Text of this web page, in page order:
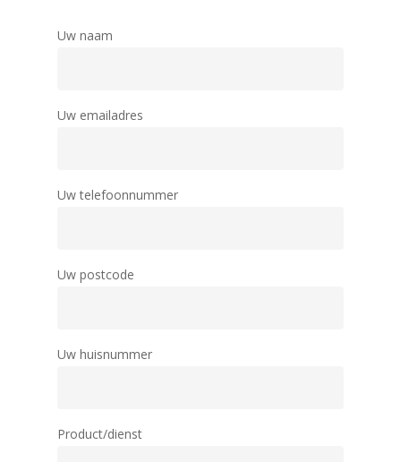
Uw naam
Uw emailadres
Uw telefoonnummer
Uw postcode
Uw huisnummer
Product/dienst